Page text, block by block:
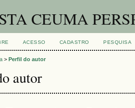
CEUMA
ACESSO CADASTRO PESQUISA
> Perfil do autor
autor